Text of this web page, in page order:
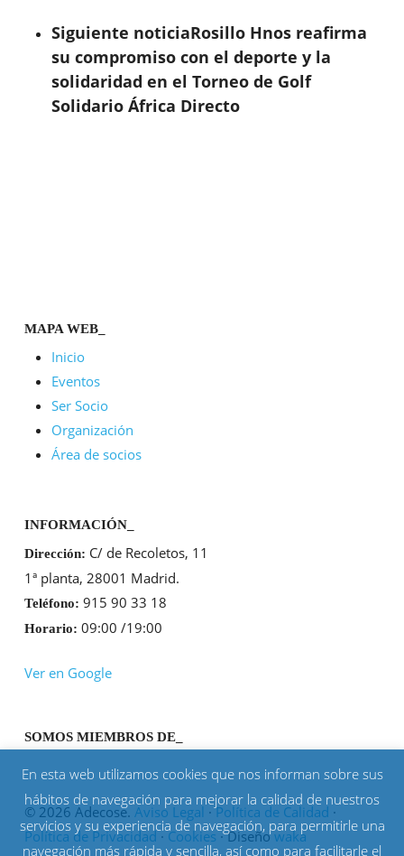
Siguiente noticiaRosillo Hnos reafirma
su compromiso con el deporte y la
solidaridad en el Torneo de Golf
Solidario África Directo
MAPA WEB_
Inicio
Eventos
Ser Socio
Organización
Área de socios
INFORMACIÓN_
Dirección: C/ de Recoletos, 11
1ª planta, 28001 Madrid.
Teléfono: 915 90 33 18
Horario: 09:00 /19:00
Ver en Google
SOMOS MIEMBROS DE_
© 2026 Adecose. Aviso Legal ·Política de Calidad ·
Política de Privacidad·Cookies· Diseñowaka
En esta web utilizamos cookies que nos informan sobre sus
hábitos de navegación para mejorar la calidad de nuestros
servicios y su experiencia de navegación, para permitirle una
navegación más rápida y sencilla, así como para facilitarle el